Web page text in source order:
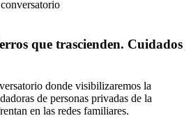
que trascienden. Cuidados
donde visibilizaremos la
de personas privadas de la
en las redes familiares.